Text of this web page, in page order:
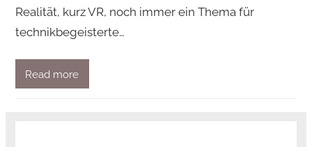
Realität, kurz VR, noch immer ein Thema für
technikbegeisterte…
Read more